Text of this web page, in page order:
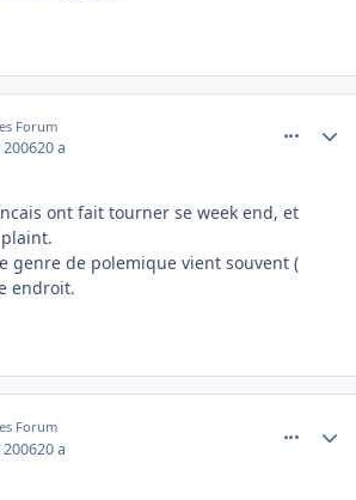
Forum
200620 a
ont fait tourner se week end, et
genre de polemique vient souvent (
endroit.
Forum
200620 a